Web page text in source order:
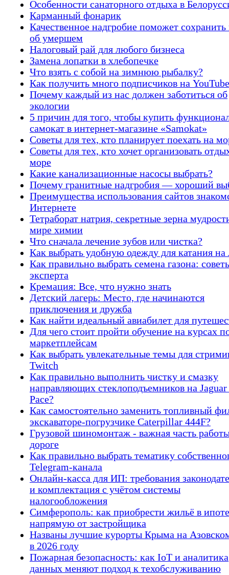
Особенности санаторного отдыха в
Карманный фонарик
Качественное надгробие поможет сохранить
об умершем
Налоговый рай для любого бизнеса
Замена лопатки в хлебопечке
Что взять с собой на зимнюю рыбалку?
Как получить много подписчиков на YouTube
Почему каждый из нас должен заботиться об
экологии
5 причин для того, чтобы купить
самокат в интернет-магазине «Samokat»
Советы для тех, кто планирует поехать на
Советы для тех, кто хочет организовать
море
Какие канализационные насосы выбрать?
Почему гранитные надгробия — хороший
Преимущества использования сайтов
Интернете
Тетраборат натрия, секретные зерна
мире химии
Что сначала лечение зубов или чистка?
Как выбрать удобную одежду для катания на
Как правильно выбрать семена газона:
эксперта
Кремация: Все, что нужно знать
Детский лагерь: Место, где начинаются
приключения и дружба
Как найти идеальный авиабилет для
Для чего стоит пройти обучение на курсах
маркетплейсам
Как выбрать увлекательные темы для
Twitch
Как правильно выполнить чистку и смазку
направляющих стеклоподъемников на
Pace?
Как самостоятельно заменить топливный
экскаваторе-погрузчике Caterpillar 444F?
Грузовой шиномонтаж - важная часть
дороге
Как правильно выбрать тематику
Telegram-канала
Онлайн-касса для ИП: требования
и комплектация с учётом системы
налогообложения
Симферополь: как приобрести жильё в
напрямую от застройщика
Названы лучшие курорты Крыма на
в 2026 году
Пожарная безопасность: как IoT и аналитика
данных меняют подход к техобслуживанию